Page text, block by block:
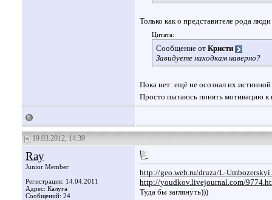
Только как о представителе рода
Цитата:
Сообщение от Кристи
Завидуете находкам наверно?
Пока нет: ещё не осознал их
Просто пытаюсь понять мотивацию
19.03.2012, 14:39
Ray
Junior Member
Регистрация: 14.04.2011
Адрес: Калуга
Сообщений: 24
http://geo.web.ru/druza/L-
http://youdkov.livejournal.com/
Туда бы заглянуть)))